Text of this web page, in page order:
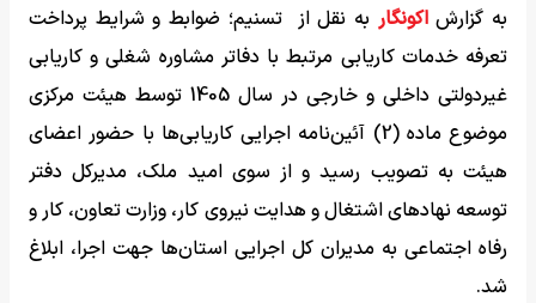
به گزارشاکونگار به نقل از تسنیم؛ ضوابط و شرایط پرداخت
تعرفه خدمات کاریابی مرتبط با دفاتر مشاوره شغلی و کاریابی
غیردولتی داخلی و خارجی در سال 1405 توسط هیئت مرکزی
موضوع ماده (2) آئین‌نامه اجرایی کاریابی‌ها با حضور اعضای
هیئت به تصویب رسید و از سوی امید ملک، مدیرکل دفتر
توسعه نهادهای اشتغال و هدایت نیروی کار، وزارت تعاون، کار و
رفاه اجتماعی به مدیران کل اجرایی استان‌ها جهت اجرا، ابلاغ
شد.